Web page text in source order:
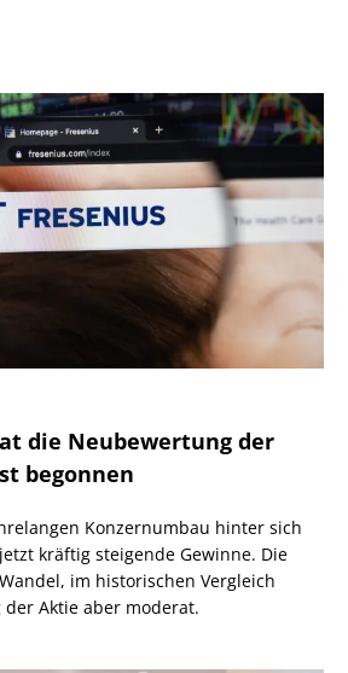
die Neubewertung der
begonnen
Konzernumbau hinter sich
kräftig steigende Gewinne. Die
im historischen Vergleich
Aktie aber moderat.